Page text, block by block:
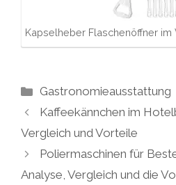
Kapselheber Flaschenöffner im
Kategorien
Gastronomieausstattung
Kaffeekännchen im
Vergleich und Vorteile
Poliermaschinen für
Analyse, Vergleich und die